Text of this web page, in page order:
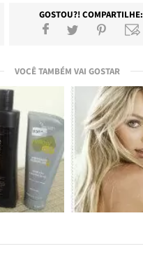
GOSTOU?! COMPARTILHE:
VOCÊ TAMBÉM VAI GOSTAR